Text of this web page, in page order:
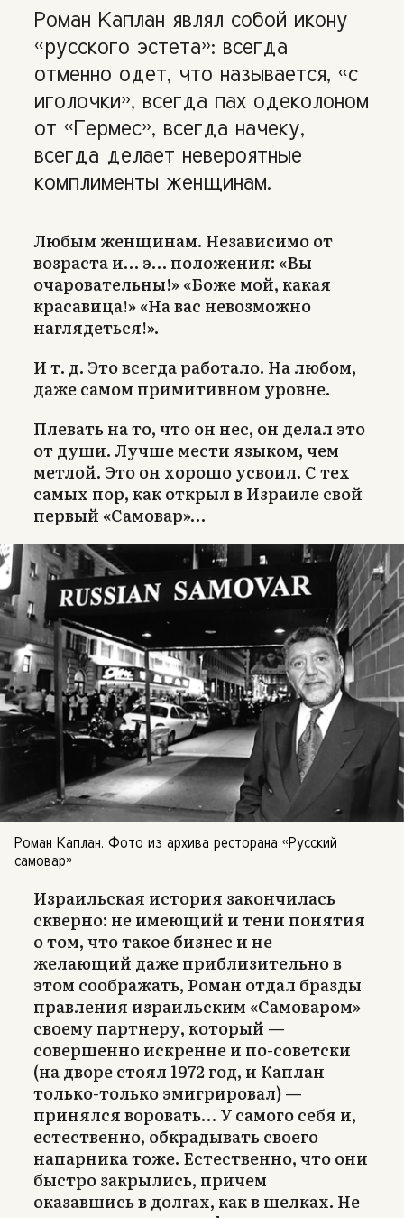
Роман Каплан являл собой икону
«русского эстета»: всегда
отменно одет, что называется, «с
иголочки», всегда пах одеколоном
от «Гермес», всегда начеку,
всегда делает невероятные
комплименты женщинам.
Любым женщинам. Независимо от
возраста и… э… положения: «Вы
очаровательны!» «Боже мой, какая
красавица!» «На вас невозможно
наглядеться!».
И т. д. Это всегда работало. На любом,
даже самом примитивном уровне.
Плевать на то, что он нес, он делал это
от души. Лучше мести языком, чем
метлой. Это он хорошо усвоил. С тех
самых пор, как открыл в Израиле свой
первый «Самовар»…
Роман Каплан. Фото из архива ресторана «Русский
самовар»
Израильская история закончилась
скверно: не имеющий и тени понятия
о том, что такое бизнес и не
желающий даже приблизительно в
этом соображать, Роман отдал бразды
правления израильским «Самоваром»
своему партнеру, который —
совершенно искренне и по-советски
(на дворе стоял 1972 год, и Каплан
только-только эмигрировал) —
принялся воровать… У самого себя и,
естественно, обкрадывать своего
напарника тоже. Естественно, что они
быстро закрылись, причем
оказавшись в долгах, как в шелках. Не